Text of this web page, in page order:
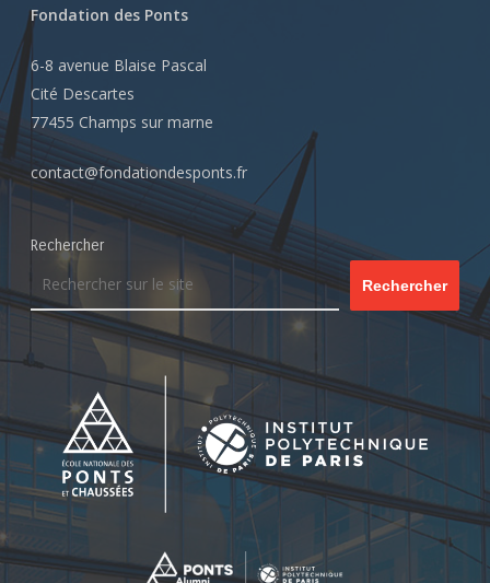
Fondation des Ponts
6-8 avenue Blaise Pascal
Cité Descartes
77455 Champs sur marne
contact@fondationdesponts.fr
Rechercher
Rechercher